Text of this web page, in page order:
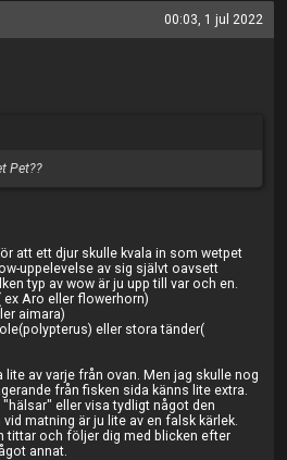
00:03, 1 jul 2022
Pet??
att ett djur skulle kvala in som wetpet
uppelevelse av sig självt oavsett
typ av wow är ju upp till var och en.
Aro eller flowerhorn)
aimara)
eller stora tänder(
lite av varje från ovan. Men jag skulle nog
från fisken sida känns lite extra.
eller visa tydligt något den
matning är ju lite av en falsk kärlek.
tittar och följer dig med blicken efter
annat.